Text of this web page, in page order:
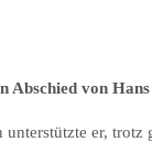
Abschied von
er,